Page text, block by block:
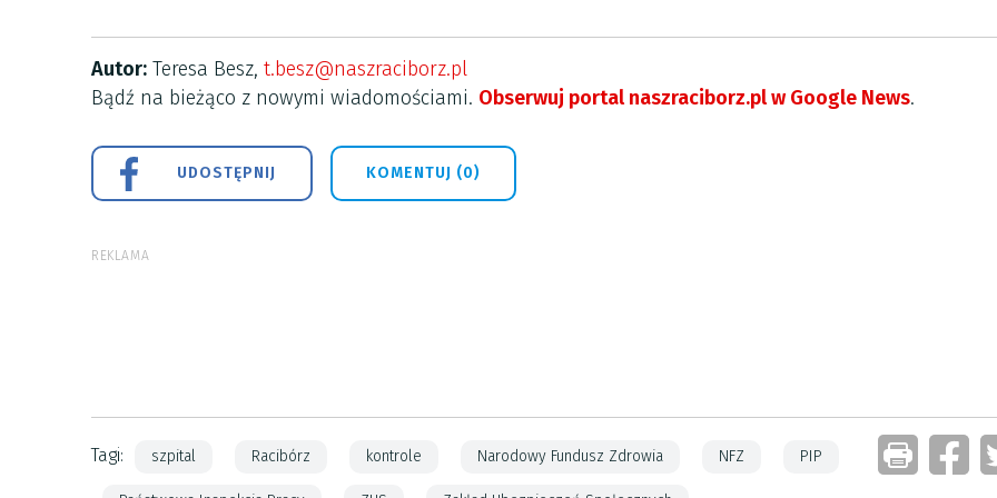
Autor: Teresa Besz, t.besz@naszraciborz.pl
Bądź na bieżąco z nowymi wiadomościami. Obserwuj portal naszraciborz.pl w Google News.
UDOSTĘPNIJ KOMENTUJ (0)
REKLAMA
Tagi: szpital Racibórz kontrole Narodowy Fundusz Zdrowia NFZ PIP